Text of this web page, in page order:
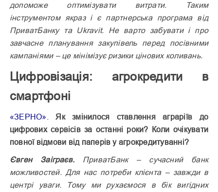
допоможе оптимізувати витрати. Таким
інструментом якраз і є партнерська програма від
ПриватБанку та Ukravit. Не варто забувати і про
завчасне планування закупівель перед посівними
кампаніями – це мінімізує ризики цінових коливань.
Цифровізація: агрокредити в
смартфоні
«ЗЕРНО».
Як змінилося ставлення аграріїв до
цифрових сервісів за останні роки? Коли очікувати
повної відмови від паперів у агрокредитуванні?
Євген Заіграєв. ПриватБанк – сучасний банк
можливостей. Для нас потреби клієнта – завжди в
центрі уваги. Тому ми рухаємося в бік вигідних